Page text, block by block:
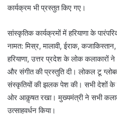
कार्यक्रम भी प्रस्तुत किए गए।
सांस्कृतिक कार्यक्रमों में हरियाणा के
नामत: मिस्र, मालावी, ईराक,
हरियाणा, उत्तर प्रदेश के लोक कलाकारों
और संगीत की प्रस्तुति दी। लोकल टू
संस्कृतियों की झलक पेश की। सभी देशों के
ओर आकॢषत रखा। मुख्यमंत्री ने सभी
उत्साहवर्धन किया।